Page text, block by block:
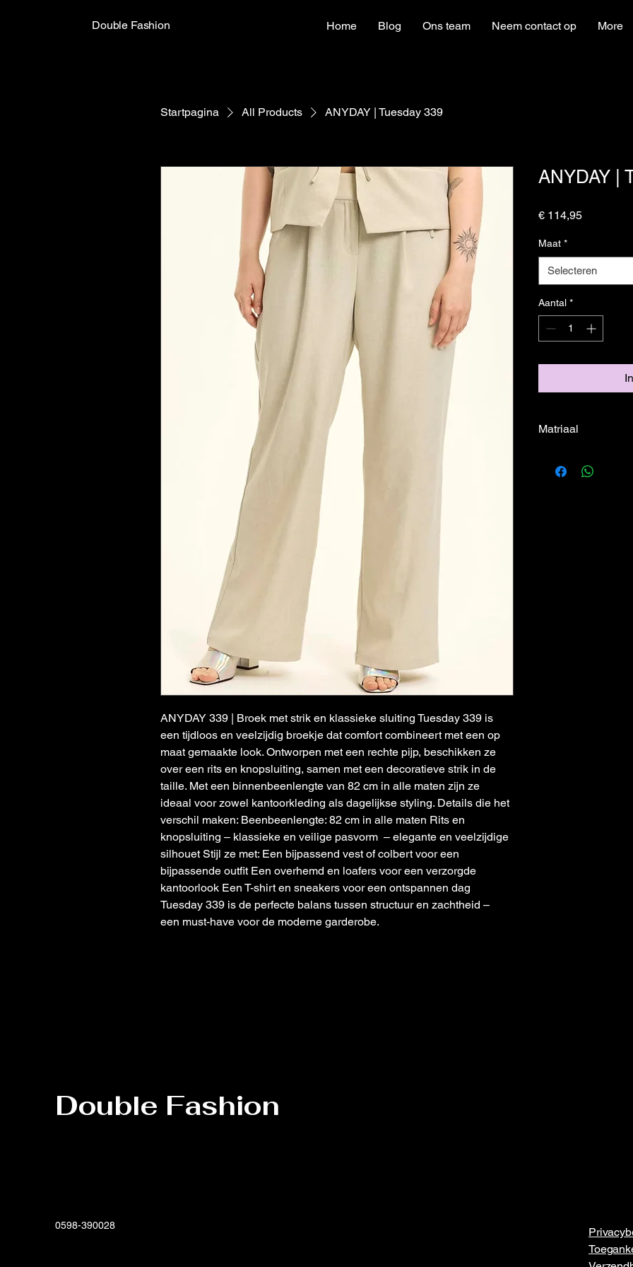
Double Fashion Home Blog Ons team Neem contact op More
Startpagina All Products ANYDAY | Tuesday 339
ANYDAY 339 | Broek met strik en klassieke sluiting Tuesday 339 is
een tijdloos en veelzijdig broekje dat comfort combineert met een op
maat gemaakte look. Ontworpen met een rechte pijp, beschikken ze
over een rits en knopsluiting, samen met een decoratieve strik in de
taille. Met een binnenbeenlengte van 82 cm in alle maten zijn ze
ideaal voor zowel kantoorkleding als dagelijkse styling. Details die het
verschil maken: Beenbeenlengte: 82 cm in alle maten Rits en
knopsluiting – klassieke en veilige pasvorm  – elegante en veelzijdige
silhouet Stijl ze met: Een bijpassend vest of colbert voor een
bijpassende outfit Een overhemd en loafers voor een verzorgde
kantoorlook Een T-shirt en sneakers voor een ontspannen dag
Tuesday 339 is de perfecte balans tussen structuur en zachtheid –
een must-have voor de moderne garderobe.
ANYDAY |
€ 114,95Prijs
Maat *
Selecteren
Aantal *
Matriaal
8% Linen
Double Fashion
0598-390028